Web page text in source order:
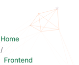
Home
Frontend